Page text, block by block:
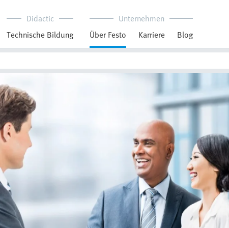
Didactic
Technische Bildung
Unternehmen
Über Festo
Karriere Blog